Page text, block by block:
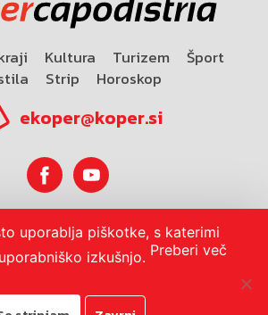
Kultura Turizem
Šport
Strip Horoskop
ekoper@koper.si
Horoskop
uporablja piškotke, s katerimi
izkušnjo. Preberi več